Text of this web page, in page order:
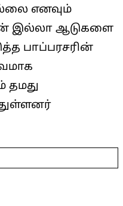
எனவும்
இல்லா ஆடுகளை
பாப்பரசரின்
தமது